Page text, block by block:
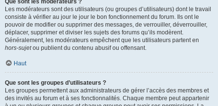
Les modérateurs sont des utilisateurs (ou groupes d’utilisateurs) dont le travail
consiste à vérifier au jour le jour le bon fonctionnement du forum. Ils ont le
pouvoir de modifier ou supprimer des messages, de verrouiller, déverrouiller,
déplacer, supprimer et diviser les sujets des forums qu’ils modèrent.
Généralement, les modérateurs empêchent que les utilisateurs partent en
hors-sujetou publient du contenu abusif ou offensant.
Haut
Que sont les groupes d’utilisateurs ?
Les groupes permettent aux administrateurs de gérer l’accès des membres et
des invités au forum et à ses fonctionnalités. Chaque membre peut appartenir